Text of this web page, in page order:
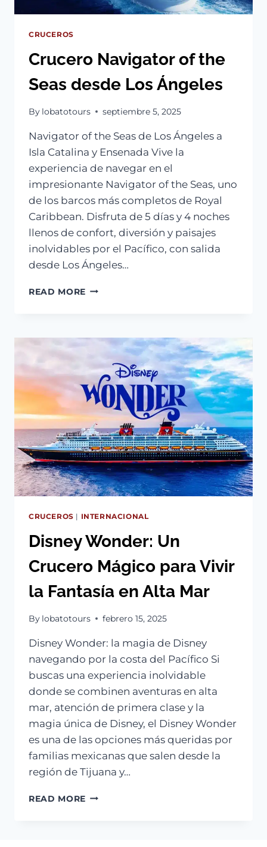
CRUCEROS
Crucero Navigator of the
Seas desde Los Ángeles
By lobatotours septiembre 5, 2025
Navigator of the Seas de Los Ángeles a
Isla Catalina y Ensenada Vive la
experiencia de navegar en el
impresionante Navigator of the Seas, uno
de los barcos más completos de Royal
Caribbean. Disfruta de 5 días y 4 noches
llenos de confort, diversión y paisajes
inolvidables por el Pacífico, con salida
desde Los Ángeles…
READ MORE CRUCERO
SEAS
LOS
ÁNGELES
CRUCEROS | INTERNACIONAL
Disney Wonder: Un
Crucero Mágico para Vivir
la Fantasía en Alta Mar
By lobatotours febrero 15, 2025
Disney Wonder: la magia de Disney
navegando por la costa del Pacífico Si
buscas una experiencia inolvidable
donde se combinen aventuras en alta
mar, atención de primera clase y la
magia única de Disney, el Disney Wonder
es una de las opciones más queridas por
familias mexicanas que salen desde la
región de Tijuana y…
READ MORE DISNEY